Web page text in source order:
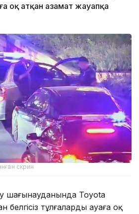
оқ атқан азамат жауапқа
скрин
шағынауданында Toyota
белгісіз тұлғалардың ауаға оқ